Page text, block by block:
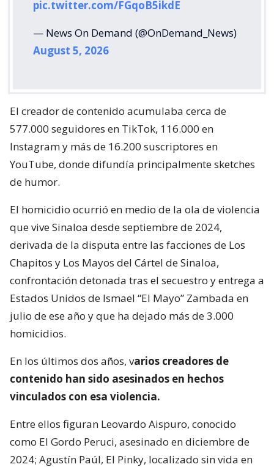
pic.twitter.com/FGqoB5ikdE
— News On Demand (@OnDemand_News)
August 5, 2026
El creador de contenido acumulaba cerca de
577.000 seguidores en TikTok, 116.000 en
Instagram y más de 16.200 suscriptores en
YouTube, donde difundía principalmente sketches
de humor.
El homicidio ocurrió en medio de la ola de violencia
que vive Sinaloa desde septiembre de 2024,
derivada de la disputa entre las facciones de Los
Chapitos y Los Mayos del Cártel de Sinaloa,
confrontación detonada tras el secuestro y entrega a
Estados Unidos de Ismael “El Mayo” Zambada en
julio de ese año y que ha dejado más de 3.000
homicidios.
En los últimos dos años, varios creadores de
contenido han sido asesinados en hechos
vinculados con esa violencia.
Entre ellos figuran Leovardo Aispuro, conocido
como El Gordo Peruci, asesinado en diciembre de
2024; Agustín Paúl, El Pinky, localizado sin vida en